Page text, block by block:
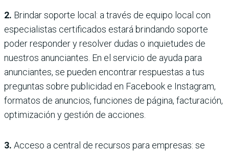
2. Brindar soporte local: a través de equipo local con
especialistas certificados estará brindando soporte
poder responder y resolver dudas o inquietudes de
nuestros anunciantes. En el servicio de ayuda para
anunciantes, se pueden encontrar respuestas a tus
preguntas sobre publicidad en Facebook e Instagram,
formatos de anuncios, funciones de página, facturación,
optimización y gestión de acciones.
3. Acceso a central de recursos para empresas: se